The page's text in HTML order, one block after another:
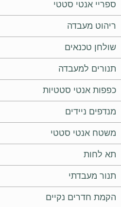
ספריי אנטי סטטי
ריהוט מעבדה
שולחן טכנאים
תנורים למעבדה
כפפות אנטי סטטיות
מנדפים ניידים
משטח אנטי סטטי
תא לחות
תנור מעבדתי
הקמת חדרים נקיים